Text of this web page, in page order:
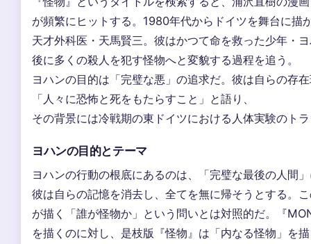
が頻繁にヒットする。1980年代からドイツを舞台に描
天才外科医・天馬賢三。彼はかつて命を救った少年・
後に多くの殺人を犯す怪物へと変貌する過程を追う。
ヨハンの目的は「完璧な悪」の追求だ。彼は自らの存
「人々に恐怖と死をもたらすこと」と語り、
その背景には冷戦期の東ドイツにおける人体実験のト
ヨハンの目的とテーマ
ヨハンの行動の根底にあるのは、「完璧な最後の人間
彼は自らの記憶を消去し、全てを無に帰そうとする。
が描く「誰が怪物か」という問いとは対照的だ。『
を描くのに対し、是枝版『怪物』は「内なる怪物」を